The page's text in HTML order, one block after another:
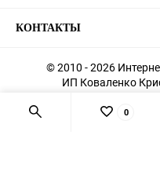
КОНТАКТЫ
© 2010 - 2026
ИП Коваленко
Согласие на0